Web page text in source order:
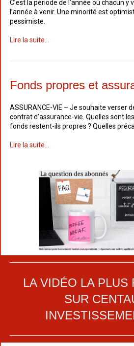
C’est la période de l’année où chacun
l’année à venir. Une minorité est
pessimiste.
Lire la suite...
Fonds propres et
ASSURANCE-VIE – Je souhaite verser
contrat d’assurance-vie. Quelles sont
fonds restent-ils propres ? Quelles
Lire la suite...
LA VIDÉO LA PLUS
SUR